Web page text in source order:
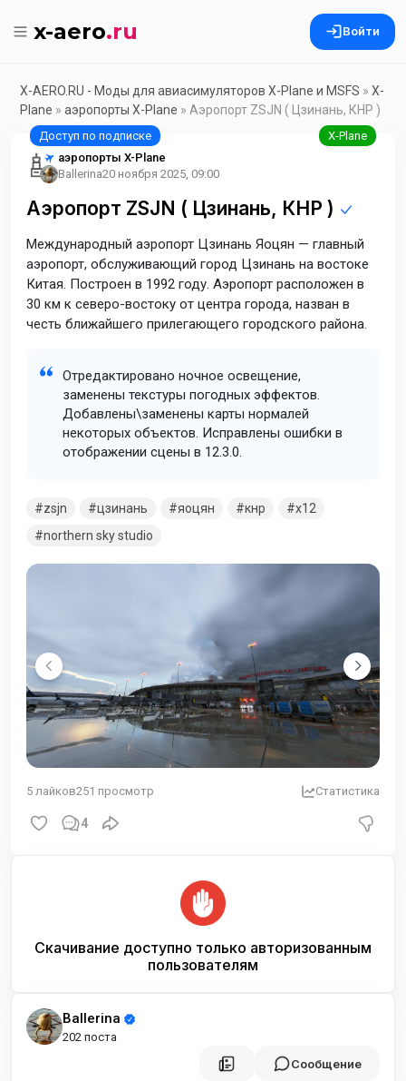
x-aero.ru Войти
X-AERO.RU - Моды для авиасимуляторов X-Plane и MSFS » X-
Plane » аэропорты X-Plane » Аэропорт ZSJN ( Цзинань, КНР )
аэропорты X-Plane
Ballerina20 ноября 2025, 09:00
Аэропорт ZSJN ( Цзинань, КНР )
Международный аэропорт Цзинань Яоцян — главный
аэропорт, обслуживающий город Цзинань на востоке
Китая. Построен в 1992 году. Аэропорт расположен в
30 км к северо-востоку от центра города, назван в
честь ближайшего прилегающего городского района.
Отредактировано ночное освещение,
заменены текстуры погодных эффектов.
Добавлены\заменены карты нормалей
некоторых объектов. Исправлены ошибки в
отображении сцены в 12.3.0.
zsjn цзинань яоцян кнр
x12
northern sky studio
5 лайков251 просмотр Статистика
4
Скачивание доступно только авторизованным
пользователям
Ballerina
202 поста
Сообщение